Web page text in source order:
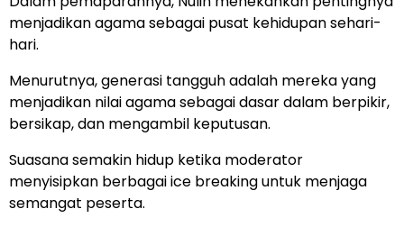
menjadikan agama sebagai pusat kehidupan sehari-
hari.
Menurutnya, generasi tangguh adalah mereka yang
menjadikan nilai agama sebagai dasar dalam berpikir,
bersikap, dan mengambil keputusan.
Suasana semakin hidup ketika moderator
menyisipkan berbagai ice breaking untuk menjaga
semangat peserta.